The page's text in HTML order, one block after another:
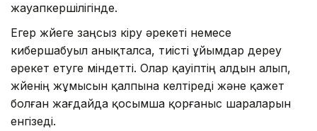
жауапкершілігінде.
Егер жүйеге заңсыз кіру әрекеті немесе
кибершабуыл анықталса, тиісті ұйымдар дереу
әрекет етуге міндетті. Олар қауіптің алдын алып,
жүйенің жұмысын қалпына келтіреді және қажет
болған жағдайда қосымша қорғаныс шараларын
енгізеді.